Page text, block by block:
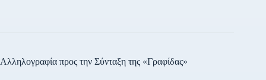
Αλληλογραφία προς την Σύνταξη της «Γραφίδας»